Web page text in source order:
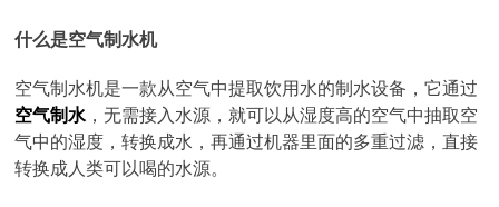
什么是空气制水机
空气制水机是一款从空气中提取饮用水的制水设备，它通过
空气制水 ，无需接入水源，就可以从湿度高的空气中抽取空
气中的湿度，转换成水，再通过机器里面的多重过滤，直接
转换成人类可以喝的水源。